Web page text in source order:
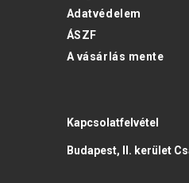
Adatvédelem
ÁSZF
A vásárlás mente
Kapcsolatfelvétel
Budapest, II. kerület